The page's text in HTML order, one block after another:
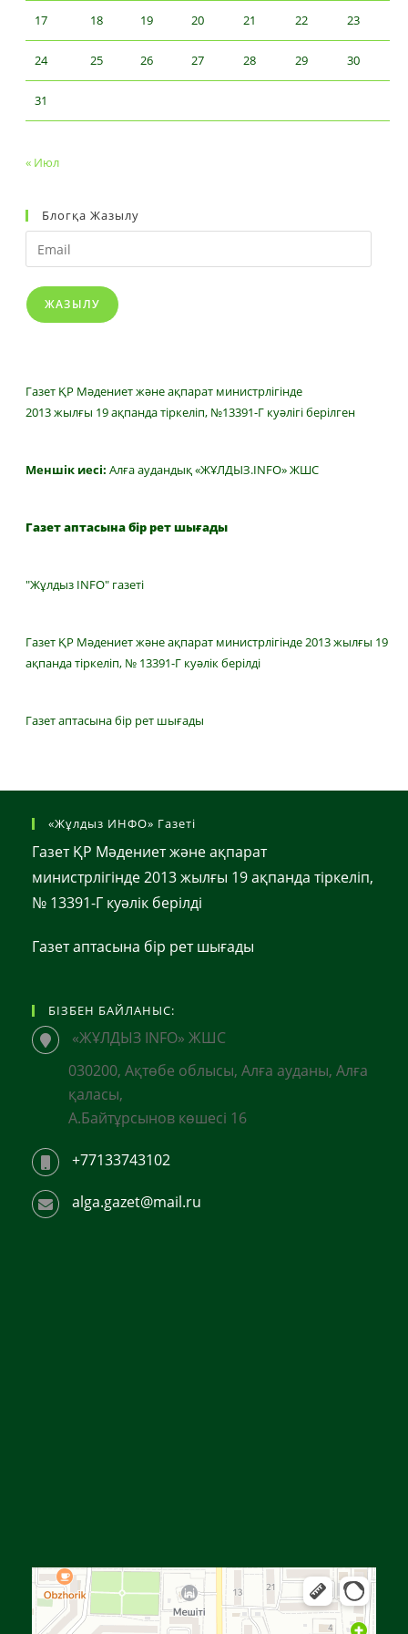
17 18 19 20 21 22 23
24 25 26 27 28 29 30
31
« Июл
Блогқа Жазылу
Email
ЖАЗЫЛУ
Газет ҚР Мәдениет және ақпарат министрлігінде
2013 жылғы 19 ақпанда тіркеліп, №13391-Г куәлігі берілген
Меншік иесі: Алға аудандық «ЖҰЛДЫЗ.INFO» ЖШС
Газет аптасына бір рет шығады
"Жұлдыз INFO" газеті
Газет ҚР Мәдениет және ақпарат министрлігінде 2013 жылғы 19
ақпанда тіркеліп, № 13391-Г куәлік берілді
Газет аптасына бір рет шығады
«Жұлдыз ИНФО» Газеті
Газет ҚР Мәдениет және ақпарат
министрлігінде 2013 жылғы 19 ақпанда тіркеліп,
№ 13391-Г куәлік берілді
Газет аптасына бір рет шығады
БІЗБЕН БАЙЛАНЫС:
«ЖҰЛДЫЗ INFO» ЖШС
030200, Ақтөбе облысы, Алға ауданы, Алға
қаласы,
А.Байтұрсынов көшесі 16
+77133743102
alga.gazet@mail.ru
Яндекс Карталар — көлік, навигация, орындарды іздеу